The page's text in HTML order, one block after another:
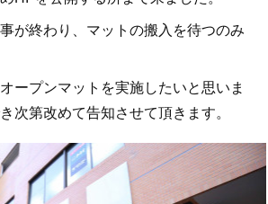
が終わり、マットの搬入を待つのみ
ープンマットを実施したいと思いま
次第改めて告知させて頂きます。